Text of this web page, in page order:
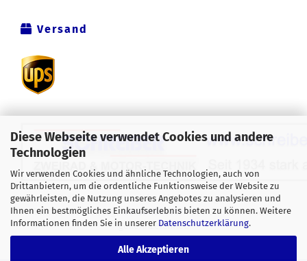
Diese Webseite verwendet Cookies und andere
Technologien
Wir verwenden Cookies und ähnliche Technologien, auch von
Drittanbietern, um die ordentliche Funktionsweise der Website zu
gewährleisten, die Nutzung unseres Angebotes zu analysieren und
Ihnen ein bestmögliches Einkaufserlebnis bieten zu können. Weitere
Informationen finden Sie in unserer Datenschutzerklärung.
Alle Akzeptieren
Versand
Alle Preise verstehen sich inklusive der gesetzlichen
Mehrwertsteuer, zzgl.Versandkostensoweit nicht anders
gekennzeichnet.